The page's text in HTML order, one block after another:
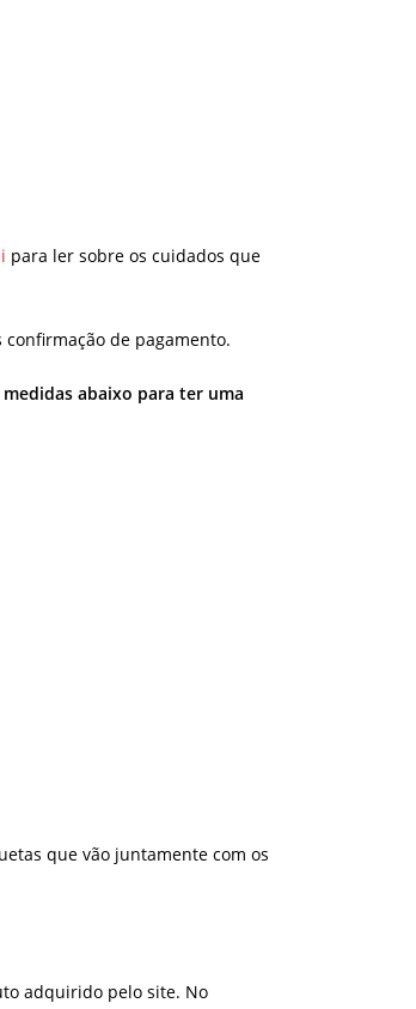
para ler sobre os cuidados que
de pagamento.
abaixo para ter uma
que vão juntamente com os
adquirido pelo site. No